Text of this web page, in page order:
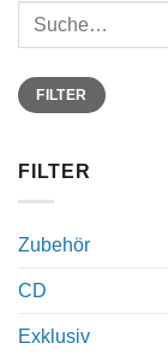
Suchen:
Min.
Preis
Max.
PreisFILTER
FILTER
Zubehör
CD
Exklusiv